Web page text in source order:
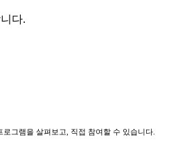
다.
그램을 살펴보고, 직접 참여할 수 있습니다.